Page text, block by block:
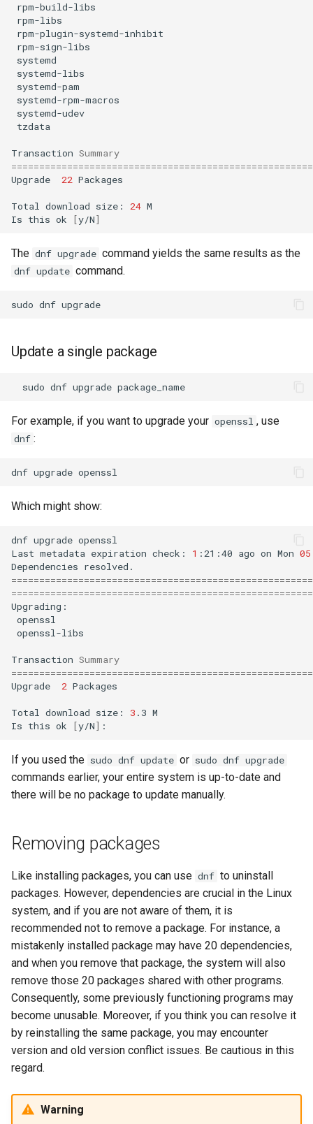
rpm-build-libs
rpm-libs
rpm-plugin-systemd-inhibit
rpm-sign-libs
systemd
systemd-libs
systemd-pam
systemd-rpm-macros
systemd-udev
tzdata
Transaction Summary
Upgrade
22 Packages
Total download size: 24 M
Is this ok [y/N]
The dnf upgrade command yields the same results as the
dnf update command.
sudo dnf
Update a single package
sudo dnf upgrade
For example, if you want to upgrade your openssl , use
dnf :
dnf upgrade
Which might show:
dnf upgrade openssl
Last metadata expiration check: 1 :21:40 ago on Mon 05
Dependencies
openssl
openssl-libs
Transaction Summary
Upgrade
2 Packages
Total download size: 3 .3 M
Is this ok [y/N]
If you used the sudo dnf update or sudo dnf upgrade
commands earlier, your entire system is up-to-date and
there will be no package to update manually.
Removing packages
Like installing packages, you can use dnf to uninstall
packages. However, dependencies are crucial in the Linux
system, and if you are not aware of them, it is
recommended not to remove a package. For instance, a
mistakenly installed package may have 20 dependencies,
and when you remove that package, the system will also
remove those 20 packages shared with other programs.
Consequently, some previously functioning programs may
become unusable. Moreover, if you think you can resolve it
by reinstalling the same package, you may encounter
version and old version conflict issues. Be cautious in this
regard.
Warning